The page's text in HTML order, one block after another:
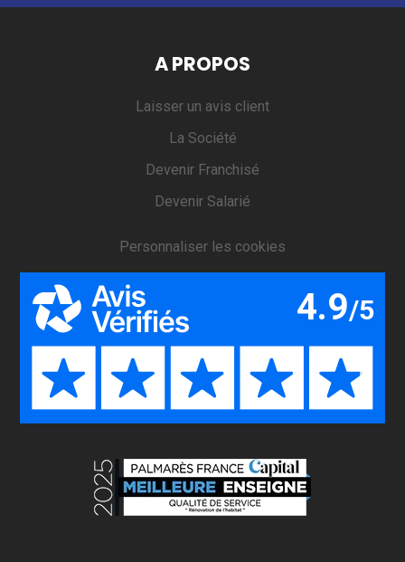
A PROPOS
Laisser un avis client
La Société
Devenir Franchisé
Devenir Salarié
Personnaliser les cookies